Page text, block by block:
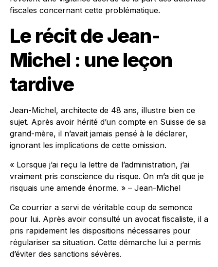
fiscales concernant cette problématique.
Le récit de Jean-
Michel : une leçon
tardive
Jean-Michel, architecte de 48 ans, illustre bien ce
sujet. Après avoir hérité d’un compte en Suisse de sa
grand-mère, il n’avait jamais pensé à le déclarer,
ignorant les implications de cette omission.
« Lorsque j’ai reçu la lettre de l’administration, j’ai
vraiment pris conscience du risque. On m’a dit que je
risquais une amende énorme. » – Jean-Michel
Ce courrier a servi de véritable coup de semonce
pour lui. Après avoir consulté un avocat fiscaliste, il a
pris rapidement les dispositions nécessaires pour
régulariser sa situation. Cette démarche lui a permis
d’éviter des sanctions sévères.